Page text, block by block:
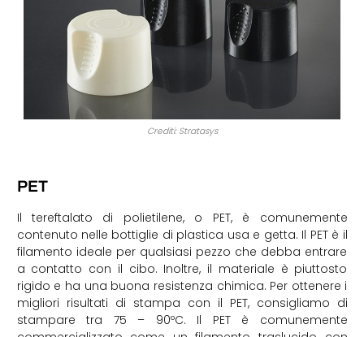
Crediti: Stratasys
PET
Il tereftalato di polietilene, o PET, è comunemente
contenuto nelle bottiglie di plastica usa e getta. Il PET è il
filamento ideale per qualsiasi pezzo che debba entrare
a contatto con il cibo. Inoltre, il materiale è piuttosto
rigido e ha una buona resistenza chimica. Per ottenere i
migliori risultati di stampa con il PET, consigliamo di
stampare tra 75 – 90ºC. Il PET è comunemente